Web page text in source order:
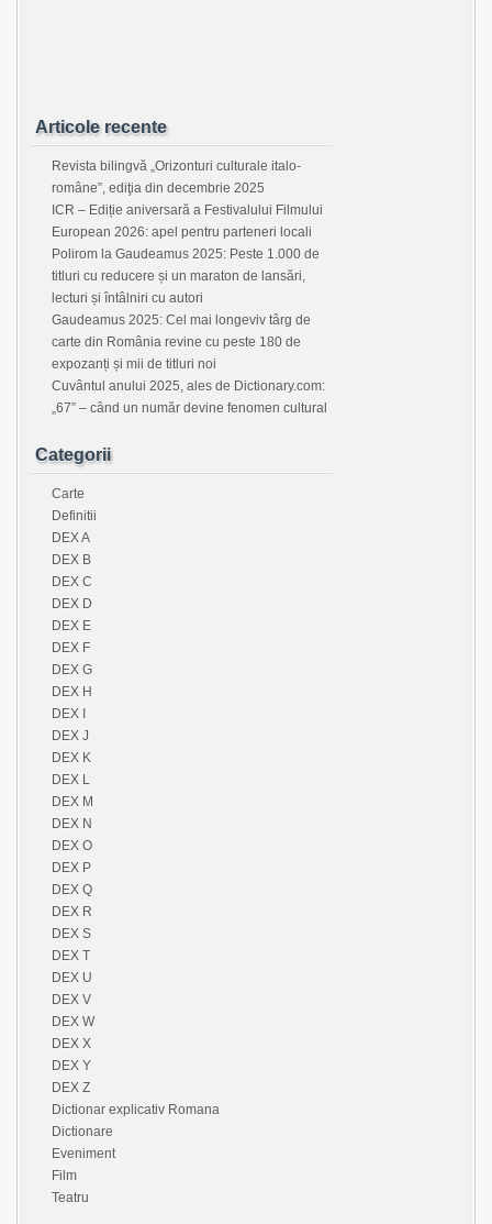
Articole recente
Revista bilingvă „Orizonturi culturale italo-
române”, ediţia din decembrie 2025
ICR – Ediție aniversară a Festivalului Filmului
European 2026: apel pentru parteneri locali
Polirom la Gaudeamus 2025: Peste 1.000 de
titluri cu reducere și un maraton de lansări,
lecturi și întâlniri cu autori
Gaudeamus 2025: Cel mai longeviv târg de
carte din România revine cu peste 180 de
expozanți și mii de titluri noi
Cuvântul anului 2025, ales de Dictionary.com:
„67” – când un număr devine fenomen cultural
Categorii
Carte
Definitii
DEX A
DEX B
DEX C
DEX D
DEX E
DEX F
DEX G
DEX H
DEX I
DEX J
DEX K
DEX L
DEX M
DEX N
DEX O
DEX P
DEX Q
DEX R
DEX S
DEX T
DEX U
DEX V
DEX W
DEX X
DEX Y
DEX Z
Dictionar explicativ Romana
Dictionare
Eveniment
Film
Teatru